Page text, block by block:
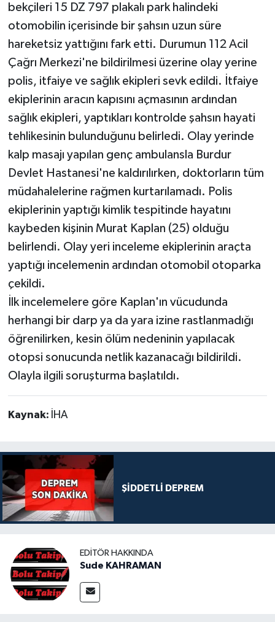
bekçileri 15 DZ 797 plakalı park halindeki
otomobilin içerisinde bir şahsın uzun süre
hareketsiz yattığını fark etti. Durumun 112 Acil
Çağrı Merkezi'ne bildirilmesi üzerine olay yerine
polis, itfaiye ve sağlık ekipleri sevk edildi. İtfaiye
ekiplerinin aracın kapısını açmasının ardından
sağlık ekipleri, yaptıkları kontrolde şahsın hayati
tehlikesinin bulunduğunu belirledi. Olay yerinde
kalp masajı yapılan genç ambulansla Burdur
Devlet Hastanesi'ne kaldırılırken, doktorların tüm
müdahalelerine rağmen kurtarılamadı. Polis
ekiplerinin yaptığı kimlik tespitinde hayatını
kaybeden kişinin Murat Kaplan (25) olduğu
belirlendi. Olay yeri inceleme ekiplerinin araçta
yaptığı incelemenin ardından otomobil otoparka
çekildi.
İlk incelemelere göre Kaplan'ın vücudunda
herhangi bir darp ya da yara izine rastlanmadığı
öğrenilirken, kesin ölüm nedeninin yapılacak
otopsi sonucunda netlik kazanacağı bildirildi.
Olayla ilgili soruşturma başlatıldı.
Kaynak: İHA
ŞİDDETLİ DEPREM
EDITÖR HAKKINDA
Sude KAHRAMAN